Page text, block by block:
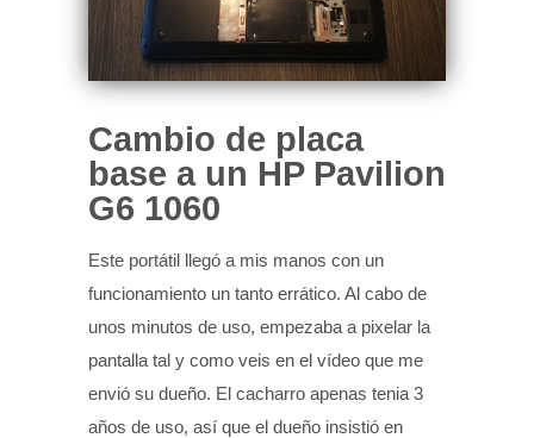
Cambio de placa
base a un HP Pavilion
G6 1060
Este portátil llegó a mis manos con un
funcionamiento un tanto errático. Al cabo de
unos minutos de uso, empezaba a pixelar la
pantalla tal y como veis en el vídeo que me
envió su dueño. El cacharro apenas tenia 3
años de uso, así que el dueño insistió en